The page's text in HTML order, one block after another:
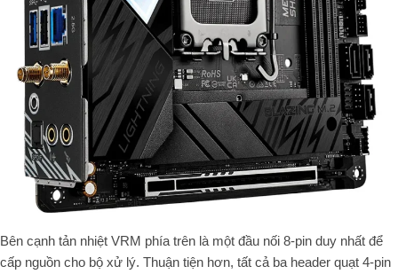
Bên cạnh tản nhiệt VRM phía trên là một đầu nối 8-pin duy nhất để
cấp nguồn cho bộ xử lý. Thuận tiện hơn, tất cả ba header quạt 4-pin